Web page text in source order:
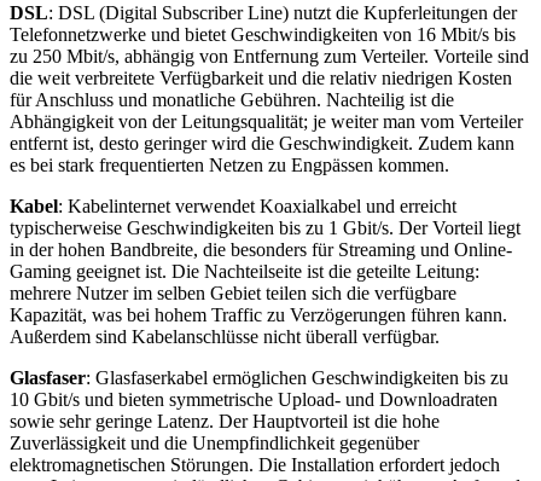
DSL: DSL (Digital Subscriber Line) nutzt die Kupferleitungen der
Telefonnetzwerke und bietet Geschwindigkeiten von 16 Mbit/s bis
zu 250 Mbit/s, abhängig von Entfernung zum Verteiler. Vorteile sind
die weit verbreitete Verfügbarkeit und die relativ niedrigen Kosten
für Anschluss und monatliche Gebühren. Nachteilig ist die
Abhängigkeit von der Leitungsqualität; je weiter man vom Verteiler
entfernt ist, desto geringer wird die Geschwindigkeit. Zudem kann
es bei stark frequentierten Netzen zu Engpässen kommen.
Kabel: Kabelinternet verwendet Koaxialkabel und erreicht
typischerweise Geschwindigkeiten bis zu 1 Gbit/s. Der Vorteil liegt
in der hohen Bandbreite, die besonders für Streaming und Online-
Gaming geeignet ist. Die Nachteilseite ist die geteilte Leitung:
mehrere Nutzer im selben Gebiet teilen sich die verfügbare
Kapazität, was bei hohem Traffic zu Verzögerungen führen kann.
Außerdem sind Kabelanschlüsse nicht überall verfügbar.
Glasfaser: Glasfaserkabel ermöglichen Geschwindigkeiten bis zu
10 Gbit/s und bieten symmetrische Upload- und Downloadraten
sowie sehr geringe Latenz. Der Hauptvorteil ist die hohe
Zuverlässigkeit und die Unempfindlichkeit gegenüber
elektromagnetischen Störungen. Die Installation erfordert jedoch